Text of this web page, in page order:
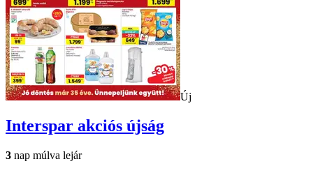
Új
Interspar akciós újság
3 nap múlva lejár